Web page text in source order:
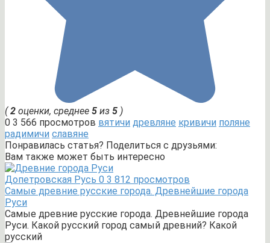
(2 оценки, среднее 5 из 5 )
0 3 566 просмотров вятичи древляне кривичи поляне
радимичи славяне
Понравилась статья? Поделиться с друзьями:
Вам также может быть интересно
Допетровская Русь 0 3 812 просмотров
Самые древние русские города. Древнейшие города
Руси
Самые древние русские города. Древнейшие города
Руси. Какой русский город самый древний? Какой
русский